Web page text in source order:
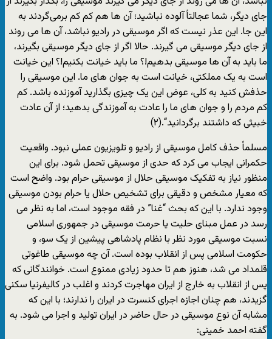
جای دیگر، شما عجالتاً آلوده نباشید؛ آن ها هم کم کم برمی‌‌گردند به
این جا. این عذر نیست که اگر موسیقی در رادیو نباشد، آن ها می روند
از جای دیگر موسیقی می گیرند. حالا اگر از جای دیگر موسیقی بگیرند،
ما باید به آن ها موسیقی بدهیم!؟ ما باید خیانت بکنیم!؟ این خیانت
است به یک مملکتی، خیانت است به جوان های ما. این موسیقی را
حذفش کنید به کلی، عوض این یک چیزی بگذارید آموزنده باشد. کم
کم مردم را و جوان های ما را عادت به آموزندگی بدهید؛ از آن عادت
خبیثی که داشتند برگردانید“.(۲)
مسلماً حذف کامل موسیقی از رادیو و تلویزیون عملی نبود. واقعیت
حکمرانی ایجاب می کرد که حدی از موسیقی تحمل شود. برای این
منظور نیاز به تفکیک موسیقی حلال از موسیقی حرام بود. واضح است
که معیار مشخص و دقیقی برای تشخیص حلال یا حرام بودن موسیقی
وجود ندارد. با این که بحث “غنا” در فقه موجود است، اما به نظر می
رسد در عمل مبنای حلیت یا حرمت موسیقی در جمهوری اسلامی
نسبت موسیقی مورد نظر با نظام پادشاهی پیشین از یک سو، و
حکومت اسلامی پس از انقلاب بوده است. آن چه موسیقی طاغوتی
قلمداد می شد، هنوز هم تا حدود زیادی ممنوع است. خوانندگانی که
پس از انقلاب به خارج از ایران مهاجرت کردند و اغلب در کالیفرنیا سکنی
گزیدند، هم چنان اجازه اجرای کنسرت در ایران را ندارند؛ با این که
مشابه آن نوع موسیقی در حال حاضر در ایران تولید و اجرا می شود. به
گفته احمد خمینی: